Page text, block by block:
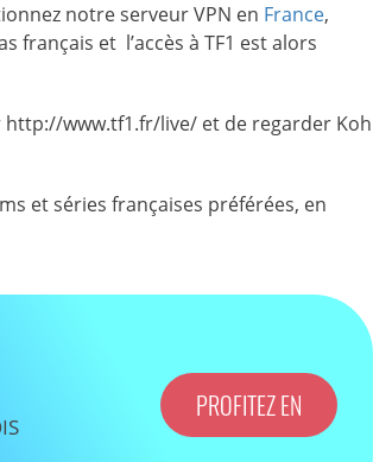
notre serveur VPN en France,
français et l’accès à TF1 est alors
http://www.tf1.fr/live/ et de regarder Koh
et séries françaises préférées, en
PROFITEZ EN